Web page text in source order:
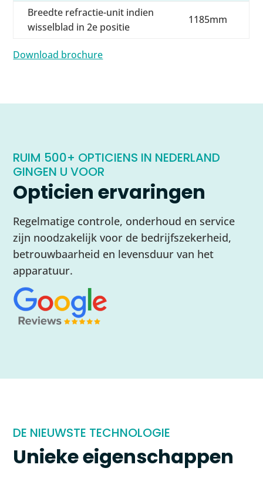
Breedte refractie-unit indien
wisselblad in 2e positie
1185mm
Download brochure
RUIM 500+ OPTICIENS IN NEDERLAND
GINGEN U VOOR
Opticien ervaringen
Regelmatige controle, onderhoud en service
zijn noodzakelijk voor de bedrijfszekerheid,
betrouwbaarheid en levensduur van het
apparatuur.
DE NIEUWSTE TECHNOLOGIE
Unieke eigenschappen